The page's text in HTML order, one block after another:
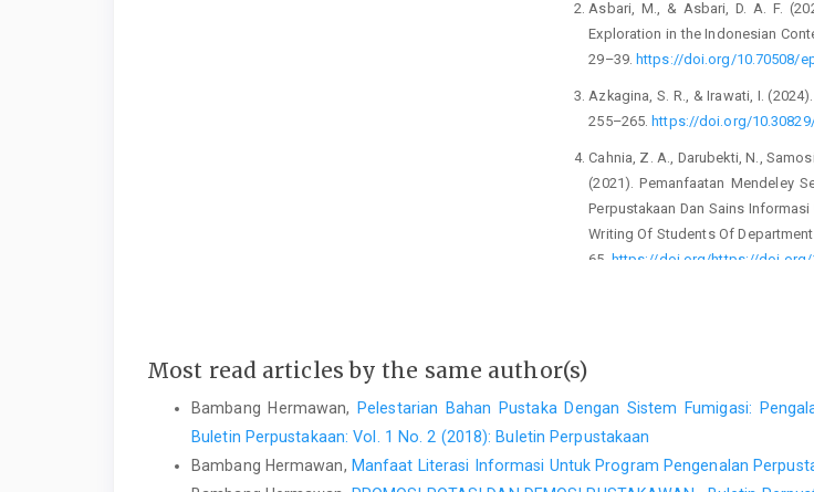
Asbari, M., & Asbari, D. A. F.
Exploration in the Indonesian
29–39. https://doi.org/10.70508/
Azkagina, S. R., & Irawati, I. (2024).
255–265. https://doi.org/
Cahnia, Z. A., Darubekti, N.,
(2021). Pemanfaatan Mendeley
Perpustakaan Dan Sains
Writing Of Students Of
65. https://doi.org/https://doi.org/
Chen, H. (2019). Digital reading
https://doi.org/10.29173/
Edwards, J. B., & Biando, J.
Classroom. Reference & User
Most read articles by the same author(s)
Bambang Hermawan, Pelestarian Bahan Pustaka Dengan Sistem Fumigasi:
Buletin Perpustakaan: Vol. 1 No. 2 (2018): Buletin Perpustakaan
Bambang Hermawan, Manfaat Literasi Informasi Untuk Program Pengenalan